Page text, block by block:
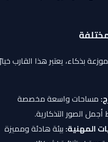
بذكاء، يعتبر هذا القارب خيارًا
مساحات واسعة مخصصة
الصور التذكارية.
المهنية:بيئة هادئة ومميزة